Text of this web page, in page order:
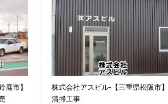
鹿市】
株式会社アスビル-【三重県松阪市
清掃工事